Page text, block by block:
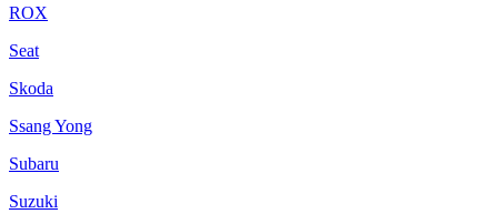
ROX
Seat
Skoda
Ssang Yong
Subaru
Suzuki